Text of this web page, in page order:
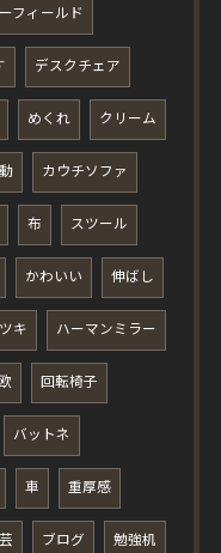
フィールド
デスクチェア
めくれ クリーム
カウチソファ
布 スツール
かわいい 伸ばし
キ ハーマンミラー
回転椅子
バットネ
車 重厚感
ブログ 勉強机